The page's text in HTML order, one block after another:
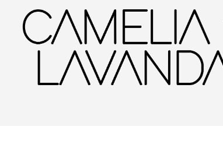
Inicio Blog ¿Cómo cuidar cactus y suculentas? Guía